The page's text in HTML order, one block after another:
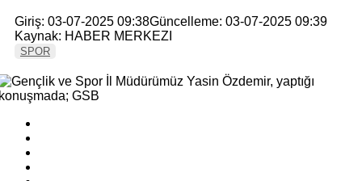
Giriş: 03-07-2025 09:38Güncelleme: 03-07-2025 09:39
Kaynak: HABER MERKEZI
SPOR